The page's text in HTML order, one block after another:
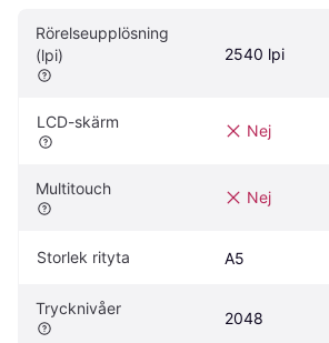
Rörelseupplösning
(lpi)
2540 lpi
LCD-skärm Nej
Multitouch Nej
Storlek rityta A5
Trycknivåer
2048